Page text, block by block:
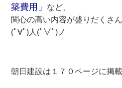
築費用」
など、
関心の高い内容が盛りだくさ
(ﾟ∀ﾟ)人(ﾟ∀ﾟ)ノ
朝日建設は１７０ページに掲